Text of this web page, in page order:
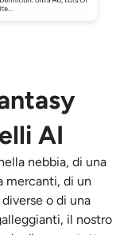
AI
nebbia, di una
mercanti, di un
o di una
il nostro